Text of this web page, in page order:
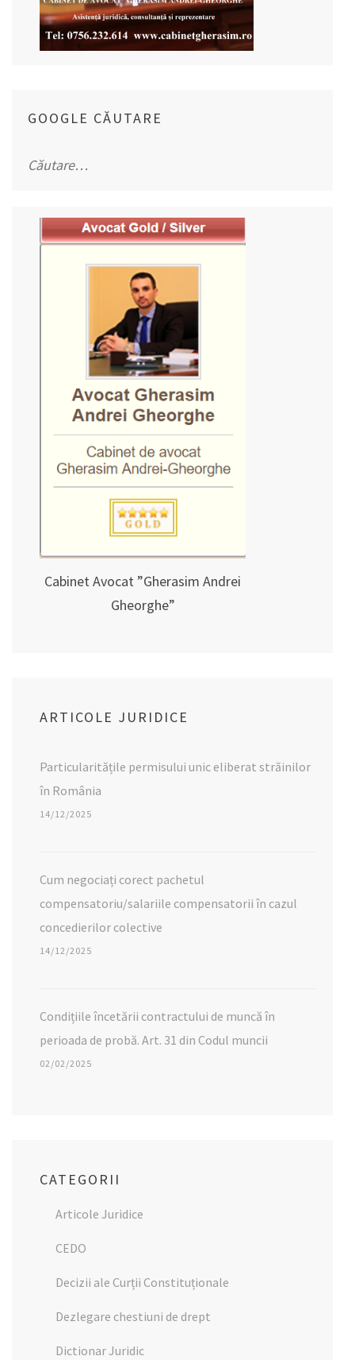
GOOGLE CĂUTARE
după:
Cabinet Avocat ”Gherasim Andrei
Gheorghe”
ARTICOLE JURIDICE
Particularitățile permisului unic eliberat străinilor
în România
14/12/2025
Cum negociați corect pachetul
compensatoriu/salariile compensatorii în cazul
concedierilor colective
14/12/2025
Condițiile încetării contractului de muncă în
perioada de probă. Art. 31 din Codul muncii
02/02/2025
CATEGORII
Articole Juridice
CEDO
Decizii ale Curții Constituționale
Dezlegare chestiuni de drept
Dictionar Juridic